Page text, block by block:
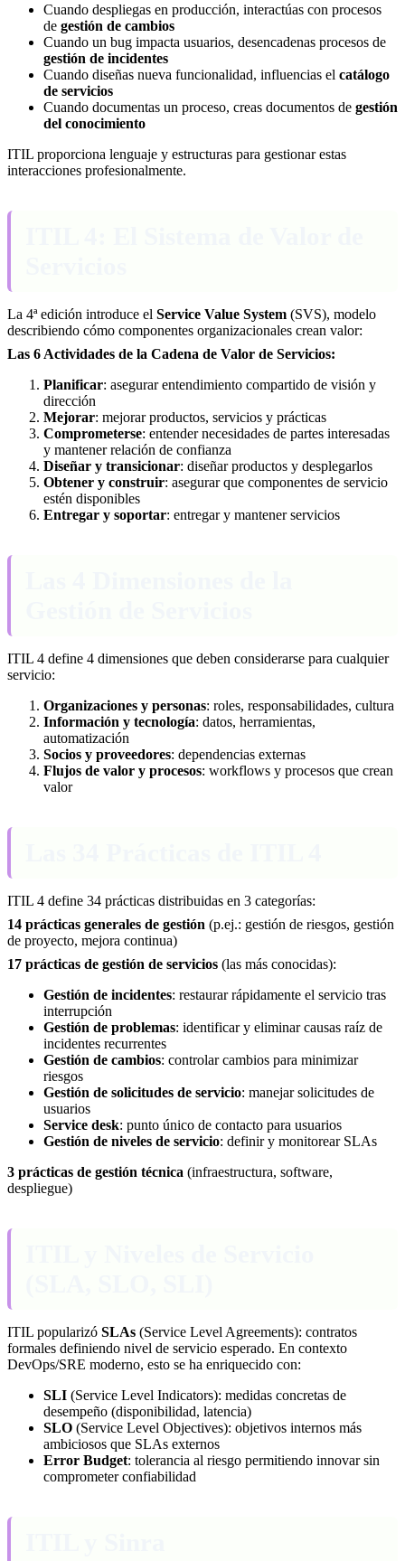
Cuando despliegas en producción, interactúas con procesos
de gestión de cambios
Cuando un bug impacta usuarios, desencadenas procesos de
gestión de incidentes
Cuando diseñas nueva funcionalidad, influencias el catálogo
de servicios
Cuando documentas un proceso, creas documentos de gestión
del conocimiento
ITIL proporciona lenguaje y estructuras para gestionar estas
interacciones profesionalmente.
La 4ª edición introduce el Service Value System (SVS), modelo
describiendo cómo componentes organizacionales crean valor:
Las 6 Actividades de la Cadena de Valor de Servicios:
Planificar: asegurar entendimiento compartido de visión y
dirección
Mejorar: mejorar productos, servicios y prácticas
Comprometerse: entender necesidades de partes interesadas
y mantener relación de confianza
Diseñar y transicionar: diseñar productos y desplegarlos
Obtener y construir: asegurar que componentes de servicio
estén disponibles
Entregar y soportar: entregar y mantener servicios
ITIL 4 define 4 dimensiones que deben considerarse para cualquier
servicio:
Organizaciones y personas: roles, responsabilidades, cultura
Información y tecnología: datos, herramientas,
automatización
Socios y proveedores: dependencias externas
Flujos de valor y procesos: workflows y procesos que crean
valor
ITIL 4 define 34 prácticas distribuidas en 3 categorías:
14 prácticas generales de gestión (p.ej.: gestión de riesgos, gestión
de proyecto, mejora continua)
17 prácticas de gestión de servicios (las más conocidas):
Gestión de incidentes: restaurar rápidamente el servicio tras
interrupción
Gestión de problemas: identificar y eliminar causas raíz de
incidentes recurrentes
Gestión de cambios: controlar cambios para minimizar
riesgos
Gestión de solicitudes de servicio: manejar solicitudes de
usuarios
Service desk: punto único de contacto para usuarios
Gestión de niveles de servicio: definir y monitorear SLAs
3 prácticas de gestión técnica (infraestructura, software,
despliegue)
ITIL popularizó SLAs (Service Level Agreements): contratos
formales definiendo nivel de servicio esperado. En contexto
DevOps/SRE moderno, esto se ha enriquecido con:
SLI (Service Level Indicators): medidas concretas de
desempeño (disponibilidad, latencia)
SLO (Service Level Objectives): objetivos internos más
ambiciosos que SLAs externos
Error Budget: tolerancia al riesgo permitiendo innovar sin
comprometer confiabilidad